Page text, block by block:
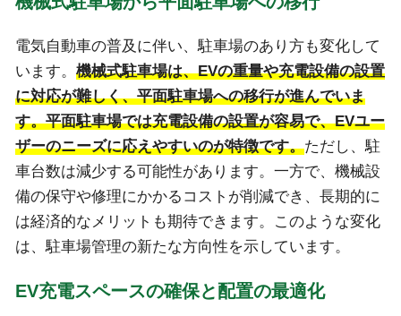
電気自動車の普及に伴い、駐車場のあり方も変化して
います。 機械式駐車場は、EVの重量や充電設備の設置
に対応が難しく、平面駐車場への移行が進んでいま
す。平面駐車場では充電設備の設置が容易で、EVユー
ザーのニーズに応えやすいのが特徴です。ただし、駐
車台数は減少する可能性があります。一方で、機械設
備の保守や修理にかかるコストが削減でき、長期的に
は経済的なメリットも期待できます。このような変化
は、駐車場管理の新たな方向性を示しています。
EV充電スペースの確保と配置の最適化